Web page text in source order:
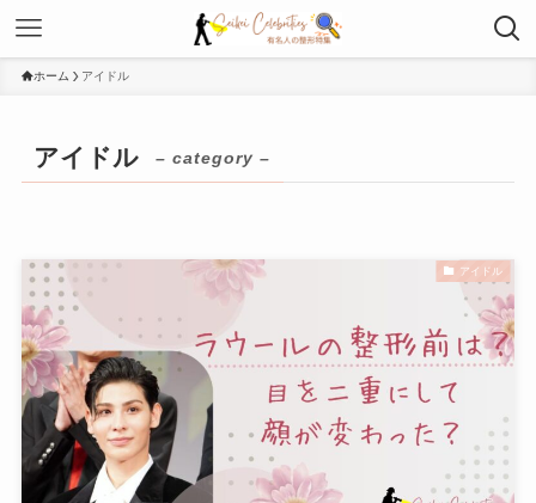
ホーム アイドル
アイドル – category –
アイドル